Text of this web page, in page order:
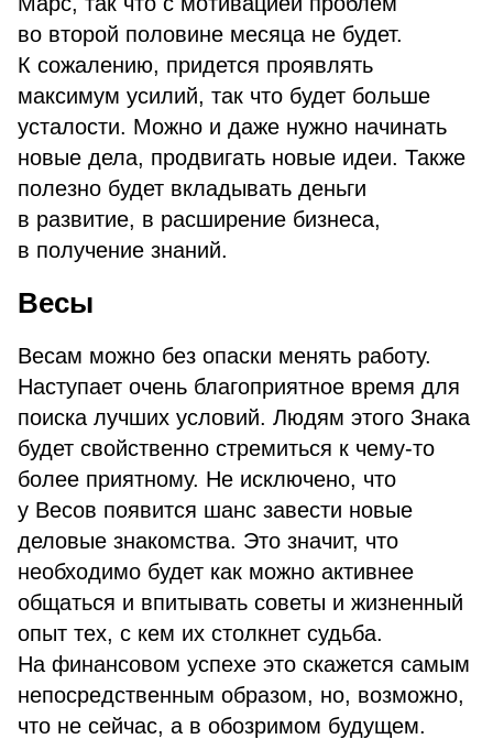
во второй половине месяца не будет.
К сожалению, придется проявлять
максимум усилий, так что будет больше
усталости. Можно и даже нужно начинать
новые дела, продвигать новые идеи. Также
полезно будет вкладывать деньги
в развитие, в расширение бизнеса,
в получение знаний.
Весы
Весам можно без опаски менять работу.
Наступает очень благоприятное время для
поиска лучших условий. Людям этого Знака
будет свойственно стремиться к чему-то
более приятному. Не исключено, что
у Весов появится шанс завести новые
деловые знакомства. Это значит, что
необходимо будет как можно активнее
общаться и впитывать советы и жизненный
опыт тех, с кем их столкнет судьба.
На финансовом успехе это скажется самым
непосредственным образом, но, возможно,
что не сейчас, а в обозримом будущем.